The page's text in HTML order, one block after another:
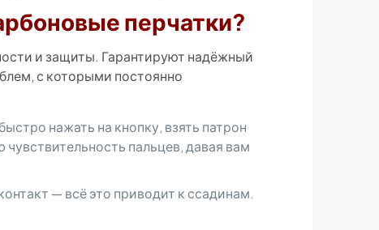
перчатки?
и защиты. Гарантируют надёжный
с которыми постоянно
нажать на кнопку, взять патрон
пальцев, давая вам
— всё это приводит к ссадинам.